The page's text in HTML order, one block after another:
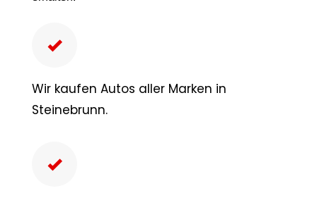
Wir kaufen Autos aller Marken in
Steinebrunn.